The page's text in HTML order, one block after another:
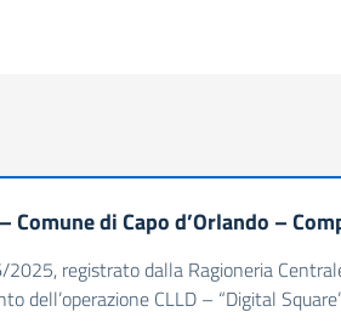
Comune di Capo d’Orlando –
2025, registrato dalla Ragioneria
CLLD – “Digital